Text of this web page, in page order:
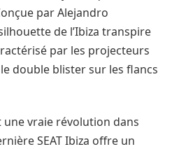
par Alejandro
de l’Ibiza transpire
par les projecteurs
double blister sur les flancs
vraie révolution dans
SEAT Ibiza offre un